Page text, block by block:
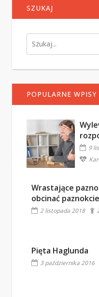
SZUKAJ
POPULARNE WPISY
9
Wrastające
obcinać
2 listopada 2018
Pięta Haglunda
3 października 2016